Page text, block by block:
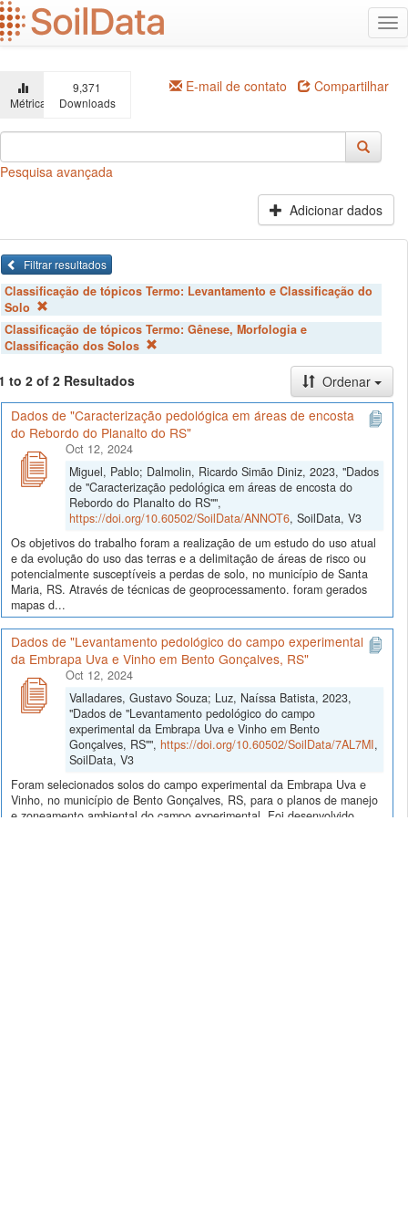
Ir
para
o
principal
Métricas
9,371
Downloads
E-mail de contato Compartilhar
Pesquisa avançada
Adicionar dados
Filtrar resultados
Classificação de tópicos Termo: Levantamento e Classificação do
Solo
Classificação de tópicos Termo: Gênese, Morfologia e
Classificação dos Solos
to 2 of 2 Resultados
Ordenar
Dados de "Caracterização pedológica em áreas de encosta
do Rebordo do Planalto do RS"
Oct 12, 2024
Miguel, Pablo; Dalmolin, Ricardo Simão Diniz, 2023, "Dados
de "Caracterização pedológica em áreas de encosta do
Rebordo do Planalto do RS"",
https://doi.org/10.60502/SoilData/ANNOT6, SoilData, V3
Os objetivos do trabalho foram a realização de um estudo do uso atual
e da evolução do uso das terras e a delimitação de áreas de risco ou
potencialmente susceptíveis a perdas de solo, no município de Santa
Maria, RS. Através de técnicas de geoprocessamento. foram gerados
mapas d...
Dados de "Levantamento pedológico do campo experimental
da Embrapa Uva e Vinho em Bento Gonçalves, RS"
Oct 12, 2024
Valladares, Gustavo Souza; Luz, Naíssa Batista, 2023,
"Dados de "Levantamento pedológico do campo
experimental da Embrapa Uva e Vinho em Bento
Gonçalves, RS"", https://doi.org/10.60502/SoilData/7AL7MI,
SoilData, V3
Foram selecionados solos do campo experimental da Embrapa Uva e
Vinho, no município de Bento Gonçalves, RS, para o planos de manejo
e zoneamento ambiental do campo experimental. Foi desenvolvido